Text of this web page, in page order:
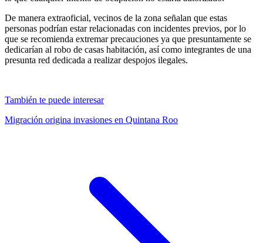
De manera extraoficial, vecinos de la zona señalan que estas
personas podrían estar relacionadas con incidentes previos, por lo
que se recomienda extremar precauciones ya que presuntamente se
dedicarían al robo de casas habitación, así como integrantes de una
presunta red dedicada a realizar despojos ilegales.
También te puede interesar
Migración origina invasiones en Quintana Roo